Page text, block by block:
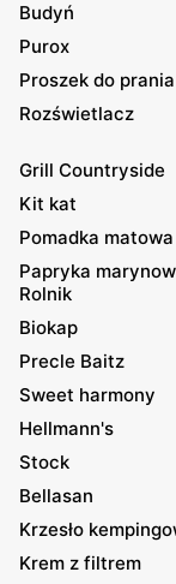
Budyń
Purox
Proszek do
Rozświetlacz
Grill Countryside
Kit kat
Pomadka
Papryka
Rolnik
Biokap
Precle Baitz
Sweet harmony
Hellmann's
Stock
Bellasan
Krzesło
Krem z filtrem